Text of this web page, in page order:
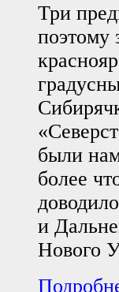
Три
поэтому
были
более
и
Нового